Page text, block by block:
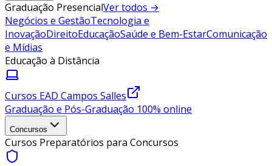
Graduação PresencialVer todos →
Negócios e GestãoTecnologia e
InovaçãoDireitoEducaçãoSaúde e Bem-EstarComunicação
e Mídias
Educação à Distância
Cursos EAD Campos Salles
Graduação e Pós-Graduação 100% online
Concursos
Cursos Preparatórios para Concursos